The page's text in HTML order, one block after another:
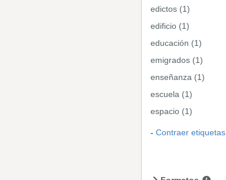
edictos (1)
edificio (1)
educación (1)
emigrados (1)
enseñanza (1)
escuela (1)
espacio (1)
Contraer etiquetas